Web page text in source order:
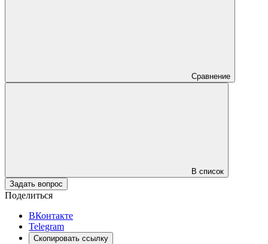
Сравнение
В список
Задать вопрос
Поделиться
ВКонтакте
Telegram
Скопировать ссылку